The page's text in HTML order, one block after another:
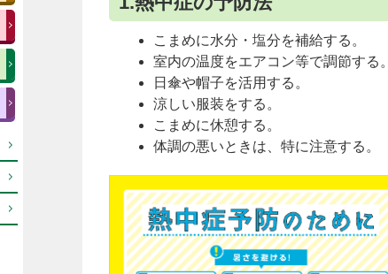
こまめに水分・塩分を補給する。
室内の温度をエアコン等で調節する。
日傘や帽子を活用する。
涼しい服装をする。
こまめに休憩する。
体調の悪いときは、特に注意する。